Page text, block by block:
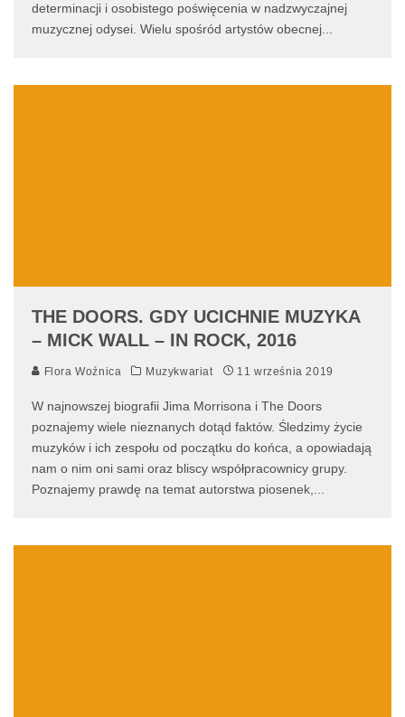
determinacji i osobistego poświęcenia w nadzwyczajnej
muzycznej odysei. Wielu spośród artystów obecnej
THE DOORS. GDY UCICHNIE MUZYKA
– MICK WALL – IN ROCK, 2016
Flora Woźnica Muzykwariat 11 września 2019
W najnowszej biografii Jima Morrisona i The Doors
poznajemy wiele nieznanych dotąd faktów. Śledzimy życie
muzyków i ich zespołu od początku do końca, a opowiadają
nam o nim oni sami oraz bliscy współpracownicy grupy.
Poznajemy prawdę na temat autorstwa piosenek,